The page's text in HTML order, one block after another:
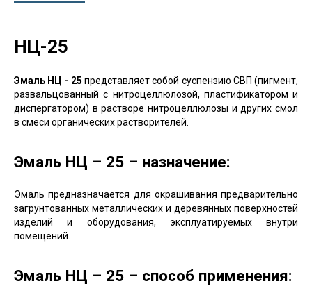
НЦ-25
Эмаль НЦ - 25 представляет собой суспензию СВП (пигмент,
развальцованный с нитроцеллюлозой, пластификатором и
диспергатором) в растворе нитроцеллюлозы и других смол
в смеси органических растворителей.
Эмаль НЦ – 25 – назначение:
Эмаль предназначается для окрашивания предварительно
загрунтованных металлических и деревянных поверхностей
изделий и оборудования, эксплуатируемых внутри
помещений.
Эмаль НЦ – 25 – способ применения: